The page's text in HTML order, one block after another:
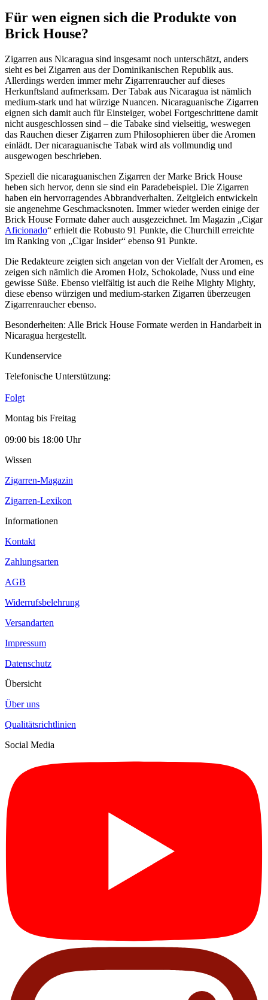
Für wen eignen sich die Produkte von
Brick House?
Zigarren aus Nicaragua sind insgesamt noch unterschätzt, anders
sieht es bei Zigarren aus der Dominikanischen Republik aus.
Allerdings werden immer mehr Zigarrenraucher auf dieses
Herkunftsland aufmerksam. Der Tabak aus Nicaragua ist nämlich
medium-stark und hat würzige Nuancen. Nicaraguanische Zigarren
eignen sich damit auch für Einsteiger, wobei Fortgeschrittene damit
nicht ausgeschlossen sind – die Tabake sind vielseitig, weswegen
das Rauchen dieser Zigarren zum Philosophieren über die Aromen
einlädt. Der nicaraguanische Tabak wird als vollmundig und
ausgewogen beschrieben.
Speziell die nicaraguanischen Zigarren der Marke Brick House
heben sich hervor, denn sie sind ein Paradebeispiel. Die Zigarren
haben ein hervorragendes Abbrandverhalten. Zeitgleich entwickeln
sie angenehme Geschmacksnoten. Immer wieder werden einige der
Brick House Formate daher auch ausgezeichnet. Im Magazin „Cigar
Aficionado“ erhielt die Robusto 91 Punkte, die Churchill erreichte
im Ranking von „Cigar Insider“ ebenso 91 Punkte.
Die Redakteure zeigten sich angetan von der Vielfalt der Aromen, es
zeigen sich nämlich die Aromen Holz, Schokolade, Nuss und eine
gewisse Süße. Ebenso vielfältig ist auch die Reihe Mighty Mighty,
diese ebenso würzigen und medium-starken Zigarren überzeugen
Zigarrenraucher ebenso.
Besonderheiten: Alle Brick House Formate werden in Handarbeit in
Nicaragua hergestellt.
Kundenservice
Telefonische Unterstützung:
Folgt
Montag bis Freitag
09:00 bis 18:00 Uhr
Wissen
Zigarren-Magazin
Zigarren-Lexikon
Informationen
Kontakt
Zahlungsarten
AGB
Widerrufsbelehrung
Versandarten
Impressum
Datenschutz
Übersicht
Über uns
Qualitätsrichtlinien
Social Media